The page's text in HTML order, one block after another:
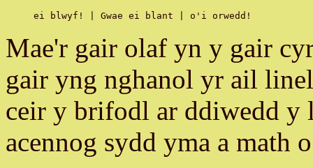
Mae'r gair olaf yn y gair
gair yng nghanol yr ail
ceir y brifodl ar ddiwedd y
acennog sydd yma a math